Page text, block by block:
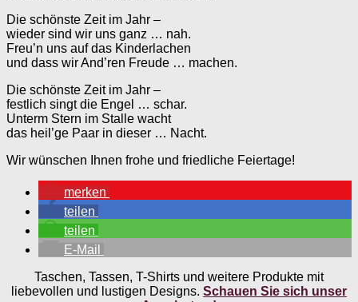
Die schönste Zeit im Jahr –
wieder sind wir uns ganz … nah.
Freu’n uns auf das Kinderlachen
und dass wir And’ren Freude … machen.
Die schönste Zeit im Jahr –
festlich singt die Engel … schar.
Unterm Stern im Stalle wacht
das heil’ge Paar in dieser … Nacht.
Wir wünschen Ihnen frohe und friedliche Feiertage!
merken
teilen
teilen
E-Mail
Taschen, Tassen, T-Shirts und weitere Produkte mit
liebevollen und lustigen Designs. Schauen Sie sich unser